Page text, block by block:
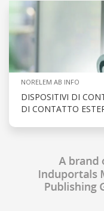
NORELEM AB INFO
DISPOSITIVI DI
DI CONTATTO